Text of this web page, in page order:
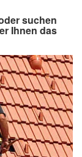
suchen
Ihnen das